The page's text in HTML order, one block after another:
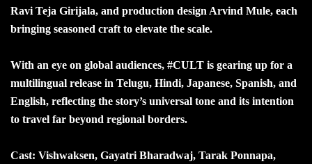
Ravi Teja Girijala, and production design Arvind Mule, each
bringing seasoned craft to elevate the scale.
With an eye on global audiences, #CULT is gearing up for a
multilingual release in Telugu, Hindi, Japanese, Spanish, and
English, reflecting the story’s universal tone and its intention
to travel far beyond regional borders.
Cast: Vishwaksen, Gayatri Bharadwaj, Tarak Ponnapa,